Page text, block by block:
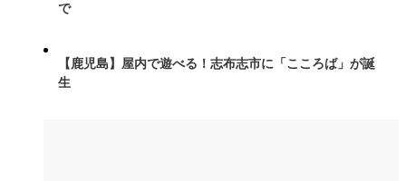
で
【鹿児島】屋内で遊べる！志布志市に「こころば」が誕
生